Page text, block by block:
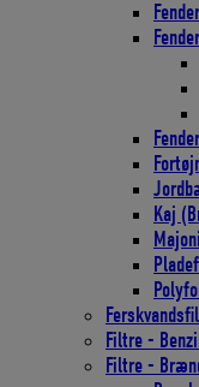
Kaj
Majoni
Filtre -
Filtre -